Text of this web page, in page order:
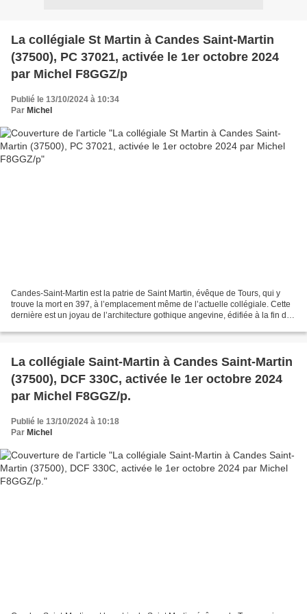
La collégiale St Martin à Candes Saint-Martin
(37500), PC 37021, activée le 1er octobre 2024
par Michel F8GGZ/p
Publié le 13/10/2024 à 10:34
Par Michel
Candes-Saint-Martin est la patrie de Saint Martin, évêque de Tours, qui y
trouve la mort en 397, à l’emplacement même de l’actuelle collégiale. Cette
dernière est un joyau de l’architecture gothique angevine, édifiée à la fin du
La collégiale Saint-Martin à Candes Saint-Martin
(37500), DCF 330C, activée le 1er octobre 2024
par Michel F8GGZ/p.
Publié le 13/10/2024 à 10:18
Par Michel